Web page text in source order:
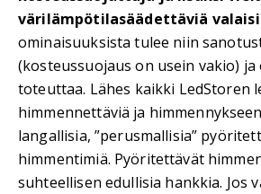
värilämpötilasäädettäviä
ominaisuuksista tulee niin
(kosteussuojaus on usein vakio) ja
toteuttaa. Lähes kaikki LedStoren
himmennettäviä ja
langallisia, ”perusmallisia”
himmentimiä. Pyöritettävät
suhteellisen edullisia hankkia. Jos